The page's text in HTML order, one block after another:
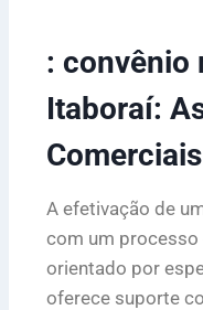
: convênio
Itaboraí:
A efetivação de
com um
orientado por
oferece suporte